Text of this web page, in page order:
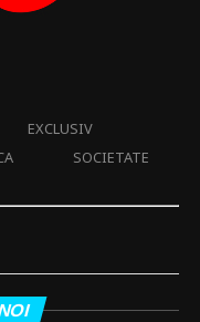
EXCLUSIV
SOCIETATE